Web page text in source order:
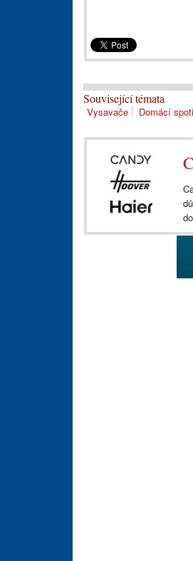
Související témata
Vysavače Domácí